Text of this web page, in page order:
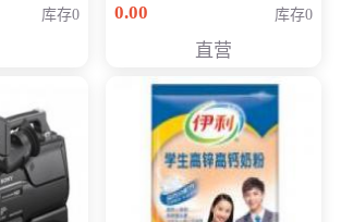
库存0
0.00
库存0
直营